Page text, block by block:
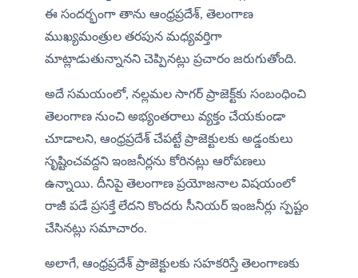
ఈ సందర్భంగా తాను ఆంధ్రప్రదేశ్, తెలంగాణ
ముఖ్యమంత్రుల తరపున మధ్యవర్తిగా
మాట్లాడుతున్నానని చెప్పినట్లు ప్రచారం జరుగుతోంది.
అదే సమయంలో, నల్లమల సాగర్ ప్రాజెక్ట్‌కు సంబంధించి
తెలంగాణ నుంచి అభ్యంతరాలు వ్యక్తం చేయకుండా
చూడాలని, ఆంధ్రప్రదేశ్ చేపట్టే ప్రాజెక్టులకు అడ్డంకులు
సృష్టించవద్దని ఇంజనీర్లను కోరినట్లు ఆరోపణలు
ఉన్నాయి. దీనిపై తెలంగాణ ప్రయోజనాల విషయంలో
రాజీ పడే ప్రసక్తే లేదని కొందరు సీనియర్ ఇంజనీర్లు స్పష్టం
చేసినట్లు సమాచారం.
అలాగే, ఆంధ్రప్రదేశ్ ప్రాజెక్టులకు సహకరిస్తే తెలంగాణకు